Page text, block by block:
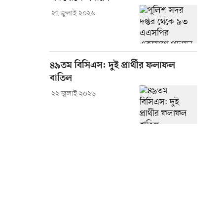
২৭ জুলাই ২০২৬
৪৯তম বিসিএস: দুই প্রার্থীর ফলাফল
বাতিল
২২ জুলাই ২০২৬